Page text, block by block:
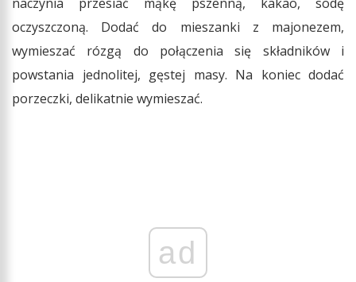
oczyszczoną. Dodać do mieszanki z majonezem,
wymieszać rózgą do połączenia się składników i
powstania jednolitej, gęstej masy. Na koniec dodać
porzeczki, delikatnie wymieszać.
ad